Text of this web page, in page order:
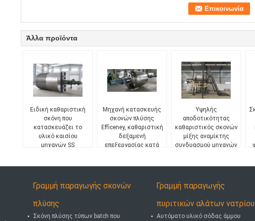
Άλλα προϊόντα
Ειδική καθαριστική
σκόνη που
κατασκευάζει το
υλικό καισίου
μηχανών SS
Μηχανή κατασκευής
σκονών πλύσης
Efficeney, καθαριστική
δεξαμενή
επεξεργασίας κατά
Υψηλής
αποδοτικότητας
καθαριστικός σκονών
μίξης αναμίκτης
συνδυασμού μηχανών
Γραμμή παραγωγής σκονών
πλύσης
Σκόνη πλύσης τύπων batch που
Γραμμή παραγωγής
πυριτικών αλάτων νατρίου
Αυτόματο υλικό σόδας άμμου